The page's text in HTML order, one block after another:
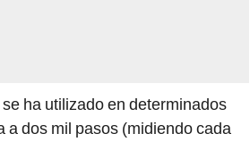
ha utilizado en determinados
a dos mil pasos (midiendo cada